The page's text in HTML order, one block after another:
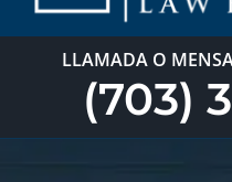
LLAMADA O
(703)